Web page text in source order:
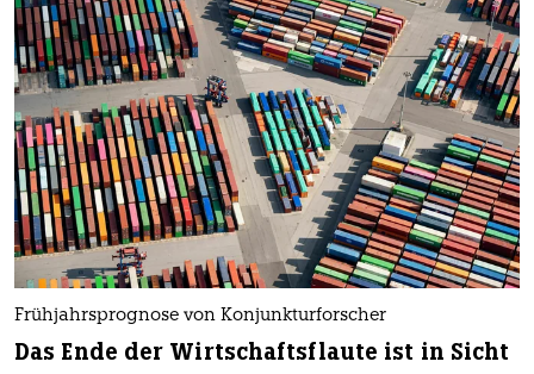
Frühjahrsprognose von Konjunkturforscher
Das Ende der Wirtschaftsflaute ist in Sicht